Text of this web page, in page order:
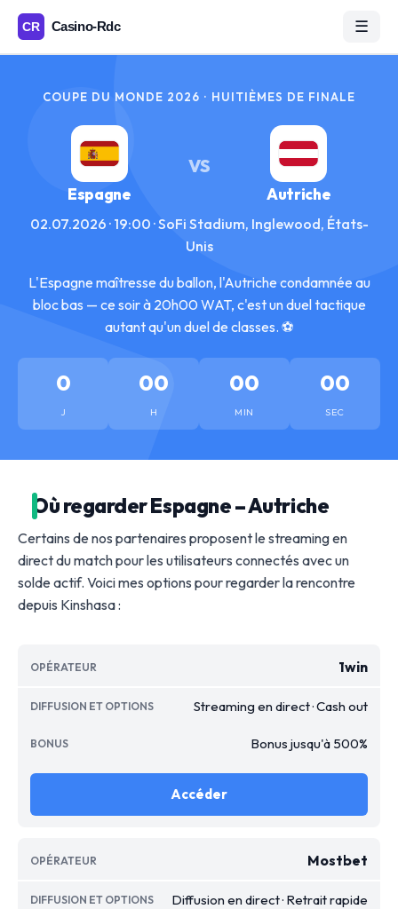
☰
COUPE DU MONDE 2026 · HUITIÈMES DE FINALE
Espagne
VS
Autriche
02.07.2026 · 19:00 · SoFi Stadium, Inglewood, États-
Unis
L'Espagne maîtresse du ballon, l'Autriche condamnée au
bloc bas — ce soir à 20h00 WAT, c'est un duel tactique
autant qu'un duel de classes. ⚽
0
J
00
H
00
MIN
00
SEC
Où regarder Espagne – Autriche
Certains de nos partenaires proposent le streaming en
direct du match pour les utilisateurs connectés avec un
solde actif. Voici mes options pour regarder la rencontre
depuis Kinshasa :
1win
Streaming en direct · Cash out
Bonus jusqu'à 500%
Accéder
Mostbet
Diffusion en direct · Retrait rapide